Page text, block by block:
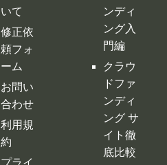
利用規
約
プライ
バシー
ポリシ
ー
特定商
取引法
に基づ
ング サ
イト徹
底比較
クラウ
ドファ
ンディ
ング 人
気サイ
トラン